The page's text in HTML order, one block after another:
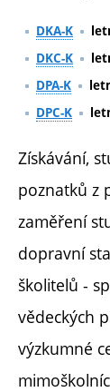
DKA-K
DKC-K
DPA-K
DPC-K
Získávání,
poznatků z
zaměření
dopravní
školitelů -
vědeckých
výzkumné